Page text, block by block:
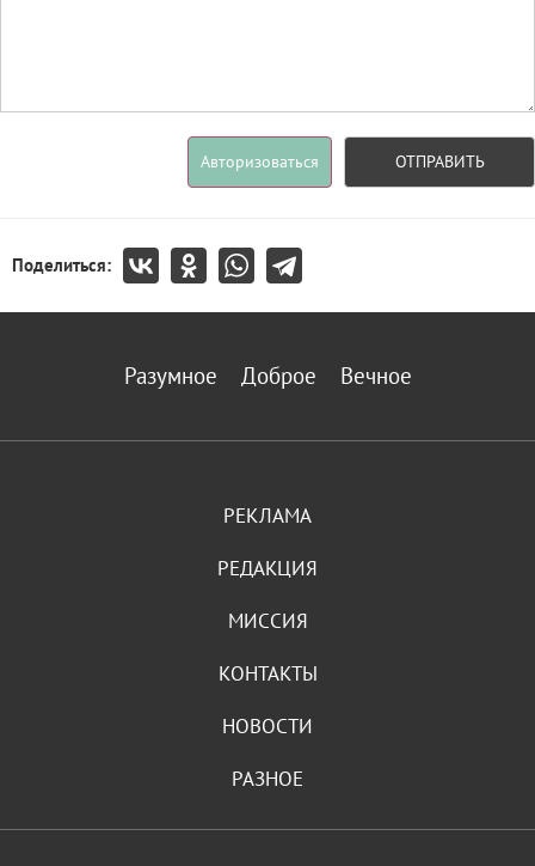
Авторизоваться ОТПРАВИТЬ
Поделиться:
Разумное Доброе Вечное
РЕКЛАМА
РЕДАКЦИЯ
МИССИЯ
КОНТАКТЫ
НОВОСТИ
РАЗНОЕ